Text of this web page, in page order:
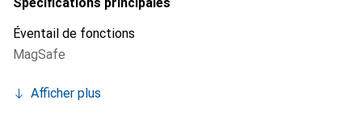
Éventail de fonctions
MagSafe
Afficher plus